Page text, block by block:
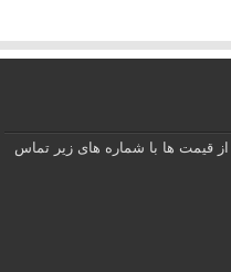
از قیمت ها با شماره های زیر تماس